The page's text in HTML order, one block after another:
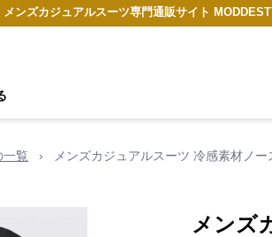
メンズカジュアルスーツ専門通販サイト
一覧 › メンズカジュアルスーツ 冷感素材ノ
メンズ